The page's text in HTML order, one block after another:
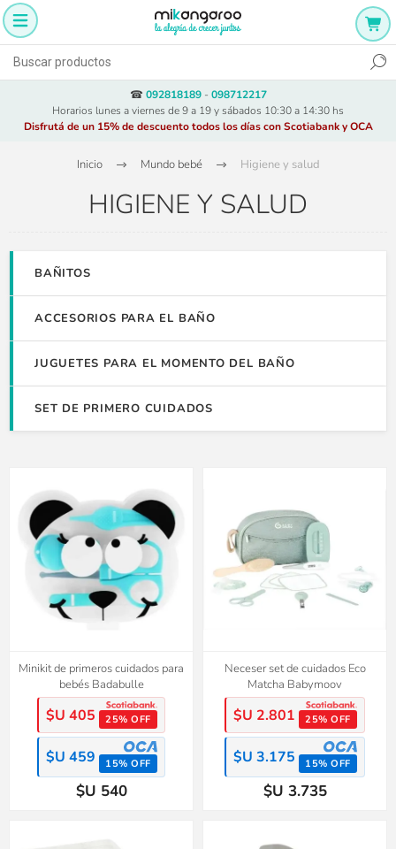
☎ 092818189- 098712217
Horarios lunes a viernes de 9 a 19 y sábados 10:30 a 14:30 hs
Disfrutá de un 15% de descuento todos los días con Scotiabank y OCA
Inicio Mundo bebé Higiene y salud
HIGIENE Y SALUD
BAÑITOS
ACCESORIOS PARA EL BAÑO
JUGUETES PARA EL MOMENTO DEL BAÑO
SET DE PRIMERO CUIDADOS
Minikit de primeros cuidados para
bebés Badabulle
$U 405 25% OFF
$U 459 15% OFF
$U 540
Neceser set de cuidados Eco
Matcha Babymoov
$U 2.801 25% OFF
$U 3.175 15% OFF
$U 3.735